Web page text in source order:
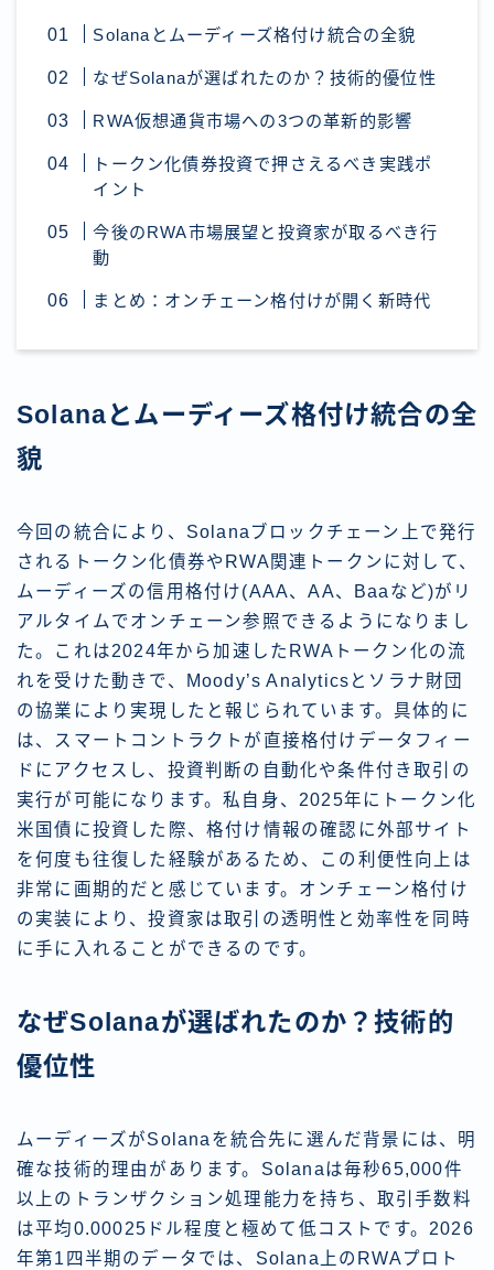
Solanaとムーディーズ格付け統合の全貌
なぜSolanaが選ばれたのか？技術的優位性
RWA仮想通貨市場への3つの革新的影響
トークン化債券投資で押さえるべき実践ポ
イント
今後のRWA市場展望と投資家が取るべき行
動
まとめ：オンチェーン格付けが開く新時代
Solanaとムーディーズ格付け統合の全
貌
今回の統合により、Solanaブロックチェーン上で発行
されるトークン化債券やRWA関連トークンに対して、
ムーディーズの信用格付け(AAA、AA、Baaなど)がリ
アルタイムでオンチェーン参照できるようになりまし
た。これは2024年から加速したRWAトークン化の流
れを受けた動きで、Moody’s Analyticsとソラナ財団
の協業により実現したと報じられています。具体的に
は、スマートコントラクトが直接格付けデータフィー
ドにアクセスし、投資判断の自動化や条件付き取引の
実行が可能になります。私自身、2025年にトークン化
米国債に投資した際、格付け情報の確認に外部サイト
を何度も往復した経験があるため、この利便性向上は
非常に画期的だと感じています。オンチェーン格付け
の実装により、投資家は取引の透明性と効率性を同時
に手に入れることができるのです。
なぜSolanaが選ばれたのか？技術的
優位性
ムーディーズがSolanaを統合先に選んだ背景には、明
確な技術的理由があります。Solanaは毎秒65,000件
以上のトランザクション処理能力を持ち、取引手数料
は平均0.00025ドル程度と極めて低コストです。2026
年第1四半期のデータでは、Solana上のRWAプロト